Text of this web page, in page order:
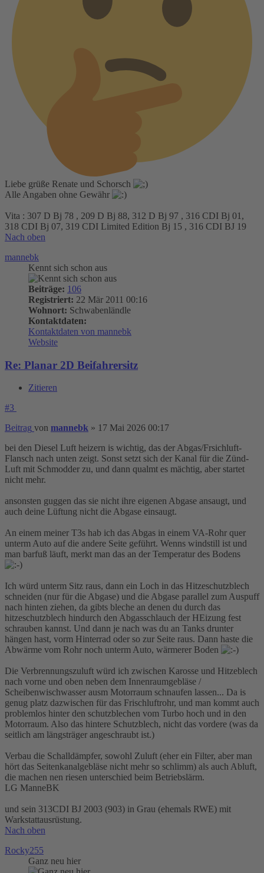
Liebe grüße Renate und Schorsch
Alle Angaben ohne Gewähr
Vita : 307 D Bj 78 , 209 D Bj 88, 312 D Bj 97 , 316 CDI Bj 01,
318 CDI Bj 07, 319 CDI Limited Edition Bj 15 , 316 CDI BJ 19
Nach oben
mannebk
Kennt sich schon aus
Beiträge: 106
Registriert: 22 Mär 2011 00:16
Wohnort: Schwabenländle
Kontaktdaten:
Kontaktdaten von mannebk
Website
Re: Planar 2D Beifahrersitz
Zitieren
#3
Beitrag von mannebk » 17 Mai 2026 00:17
bei den Diesel Luft heizern is wichtig, das der Abgas/Frsichluft-
Flansch nach unten zeigt. Sonst setzt sich der Kanal für die Zünd-
Luft mit Schmodder zu, und dann qualmt es mächtig, aber startet
nicht mehr.
ansonsten guggen das sie nicht ihre eigenen Abgase ansaugt, und
auch deine Lüftung nicht die Abgase einsaugt.
An einem meiner T3s hab ich das Abgas in einem VA-Rohr quer
unterm Auto auf die andere Seite geführt. Wenns windstill ist und
man barfuß läuft, merkt man das an der Temperatur des Bodens
Ich würd unterm Sitz raus, dann ein Loch in das Hitzeschutzblech
schneiden (nur für die Abgase) und die Abgase parallel zum Auspuff
nach hinten ziehen, da gibts bleche an denen du durch das
hitzeschutzblech hindurch den Abgasschlauch der HEizung fest
schrauben kannst. Und dann je nach was du an Tanks drunter
hängen hast, vorm Hinterrad oder so zur Seite raus. Dann haste die
Abwärme vom Rohr noch unterm Auto, wärmerer Boden
Die Verbrennungszuluft würd ich zwischen Karosse und Hitzeblech
nach vorne und oben neben dem Innenraumgebläse /
Scheibenwischwasser ausm Motorraum schnaufen lassen... Da is
genug platz dazwischen für das Frischluftrohr, und man kommt auch
problemlos hinter den schutzblechen vom Turbo hoch und in den
Motorraum. Also das hintere Schutzblech, nicht das vordere (was da
seitlich am längsträger angeschraubt ist.)
Verbau die Schalldämpfer, sowohl Zuluft (eher ein Filter, aber man
hört das Seitenkanalgebläse nicht mehr so schlimm) als auch Abluft,
die machen nen riesen unterschied beim Betriebslärm.
LG ManneBK
und sein 313CDI BJ 2003 (903) in Grau (ehemals RWE) mit
Warkstattausrüstung.
Nach oben
Rocky255
Ganz neu hier